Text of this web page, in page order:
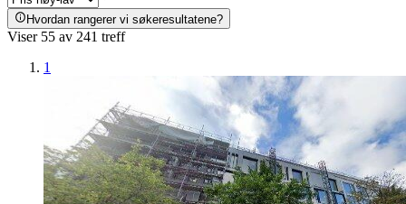
Hvordan rangerer vi søkeresultatene?
Viser 55 av 241 treff
1